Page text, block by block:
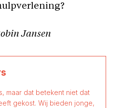
Jansen
maar dat betekent niet dat
gekost. Wij bieden jonge,